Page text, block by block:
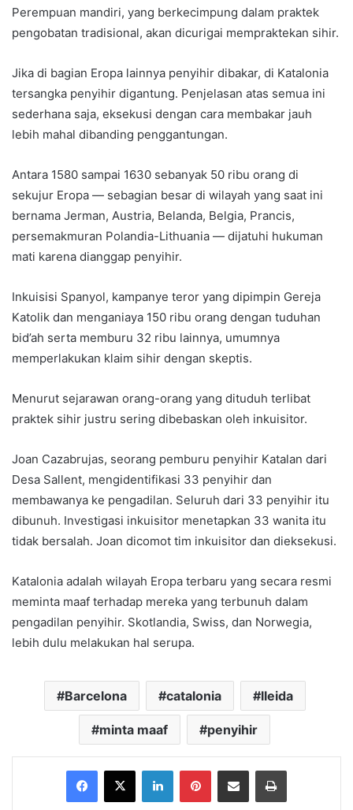
Perempuan mandiri, yang berkecimpung dalam praktek
pengobatan tradisional, akan dicurigai mempraktekan sihir.
Jika di bagian Eropa lainnya penyihir dibakar, di Katalonia
tersangka penyihir digantung. Penjelasan atas semua ini
sederhana saja, eksekusi dengan cara membakar jauh
lebih mahal dibanding penggantungan.
Antara 1580 sampai 1630 sebanyak 50 ribu orang di
sekujur Eropa — sebagian besar di wilayah yang saat ini
bernama Jerman, Austria, Belanda, Belgia, Prancis,
persemakmuran Polandia-Lithuania — dijatuhi hukuman
mati karena dianggap penyihir.
Inkuisisi Spanyol, kampanye teror yang dipimpin Gereja
Katolik dan menganiaya 150 ribu orang dengan tuduhan
bid’ah serta memburu 32 ribu lainnya, umumnya
memperlakukan klaim sihir dengan skeptis.
Menurut sejarawan orang-orang yang dituduh terlibat
praktek sihir justru sering dibebaskan oleh inkuisitor.
Joan Cazabrujas, seorang pemburu penyihir Katalan dari
Desa Sallent, mengidentifikasi 33 penyihir dan
membawanya ke pengadilan. Seluruh dari 33 penyihir itu
dibunuh. Investigasi inkuisitor menetapkan 33 wanita itu
tidak bersalah. Joan dicomot tim inkuisitor dan dieksekusi.
Katalonia adalah wilayah Eropa terbaru yang secara resmi
meminta maaf terhadap mereka yang terbunuh dalam
pengadilan penyihir. Skotlandia, Swiss, dan Norwegia,
lebih dulu melakukan hal serupa.
Barcelona catalonia lleida
minta maaf penyihir
Facebook
X LinkedInPinterestShare via Email Print